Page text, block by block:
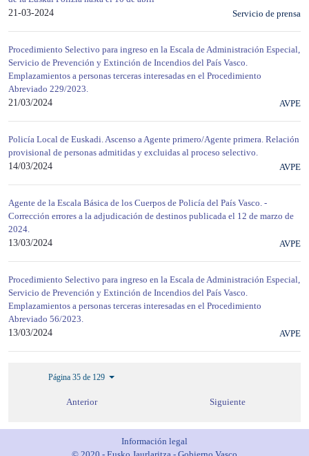
21-03-2024
Servicio de prensa
Procedimiento Selectivo para ingreso en la Escala de Administración Especial,
Servicio de Prevención y Extinción de Incendios del País Vasco.
Emplazamientos a personas terceras interesadas en el Procedimiento
Abreviado 229/2023.
21/03/2024
AVPE
Policía Local de Euskadi. Ascenso a Agente primero/Agente primera. Relación
provisional de personas admitidas y excluidas al proceso selectivo.
14/03/2024
AVPE
Agente de la Escala Básica de los Cuerpos de Policía del País Vasco. -
Corrección errores a la adjudicación de destinos publicada el 12 de marzo de
2024.
13/03/2024
AVPE
Procedimiento Selectivo para ingreso en la Escala de Administración Especial,
Servicio de Prevención y Extinción de Incendios del País Vasco.
Emplazamientos a personas terceras interesadas en el Procedimiento
Abreviado 56/2023.
13/03/2024
AVPE
Página 35 de 129
Anterior Siguiente
Información legal